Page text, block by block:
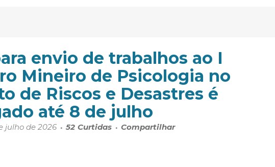
envio de trabalhos ao I
Mineiro de Psicologia no
de Riscos e Desastres é
até 8 de julho
julho de 2026 52 Curtidas Compartilhar